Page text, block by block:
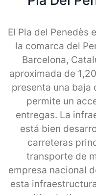
El Pla del Penedès
la comarca del
Barcelona,
aproximada de
presenta una baja
permite un
entregas. La
está bien
carreteras
transporte de
empresa nacional
esta